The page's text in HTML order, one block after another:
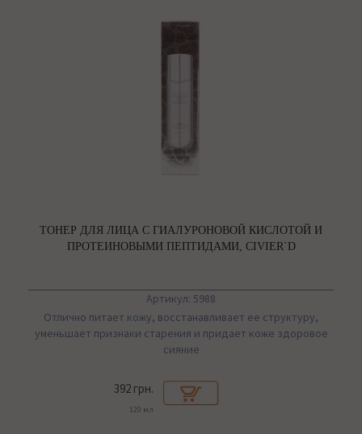
ТОНЕР ДЛЯ ЛИЦА С ГИАЛУРОНОВОЙ КИСЛОТОЙ И
ПРОТЕИНОВЫМИ ПЕПТИДАМИ, CIVIER`D
Артикул: 5988
Отлично питает кожу, восстанавливает ее структуру,
уменьшает признаки старения и придает коже здоровое
сияние
392 грн.
120 мл